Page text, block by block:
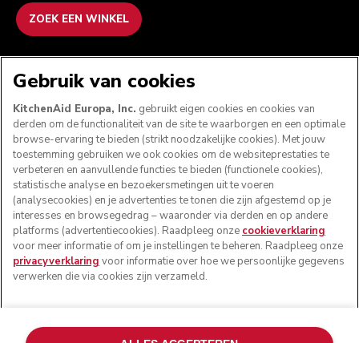
ZOEK EEN WINKEL
VOLG ONS
© KitchenAid 2026 - Alle rechten voorbehouden.
Gebruik van cookies
KitchenAid Europa, Inc. gebruikt eigen cookies en cookies van
derden om de functionaliteit van de site te waarborgen en een optimale
browse-ervaring te bieden (strikt noodzakelijke cookies). Met jouw
toestemming gebruiken we ook cookies om de websiteprestaties te
verbeteren en aanvullende functies te bieden (functionele cookies),
statistische analyse en bezoekersmetingen uit te voeren
(analysecookies) en je advertenties te tonen die zijn afgestemd op je
interesses en browsegedrag – waaronder via derden en op andere
platforms (advertentiecookies). Raadpleeg onze cookieverklaring
voor meer informatie of om je instellingen te beheren. Raadpleeg onze
privacyverklaring voor informatie over hoe we persoonlijke gegevens
verwerken die via cookies zijn verzameld.